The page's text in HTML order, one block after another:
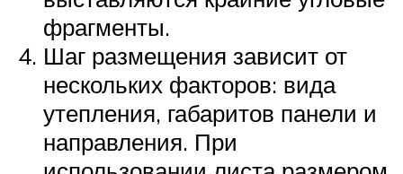
фрагменты.
Шаг размещения зависит от
нескольких факторов: вида
утепления, габаритов панели и
направления. При